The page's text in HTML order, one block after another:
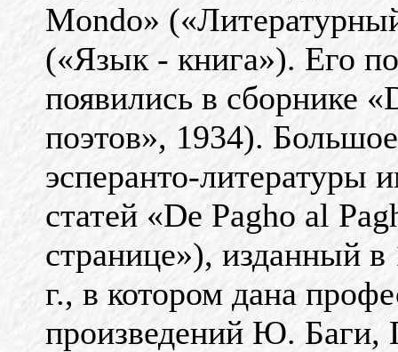
Mondo»
(«Язык - книга»). Его
появились в сборнике
поэтов», 1934).
эсперанто-литературы
статей «De Pagho al
странице»), изданный
г., в котором дана
произведений Ю.